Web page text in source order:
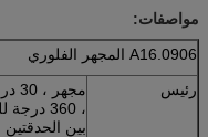
مواصفات:
A16.0906 المجهر الفلوري
رئيس
، 360
بين الحدقتين